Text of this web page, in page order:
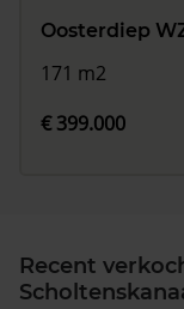
Oosterdiep
171 m2
€ 399.000
Recent